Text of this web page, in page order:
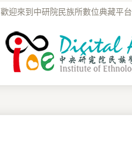
歡迎來到中研院民族所數位典藏平台